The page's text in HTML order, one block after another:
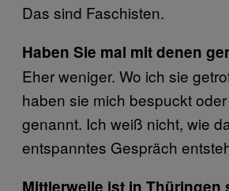
Das sind Faschisten.
Haben Sie mal mit denen
Eher weniger. Wo ich sie
haben sie mich bespuckt
genannt. Ich weiß nicht, wie
entspanntes Gespräch
Mittlerweile ist in Thüringen